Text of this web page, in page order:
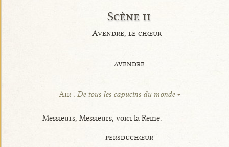
Scène ii
Avendre, le chœur
avendre
Air : De tous les capucins du monde
Messieurs, Messieurs, voici la Reine.
persduchœur